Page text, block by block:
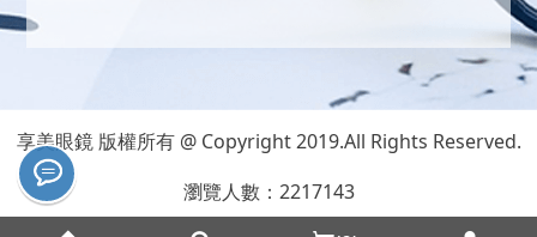
享美眼鏡 版權所有 @ Copyright 2019.All Rights Reserved.
瀏覽人數：2217143